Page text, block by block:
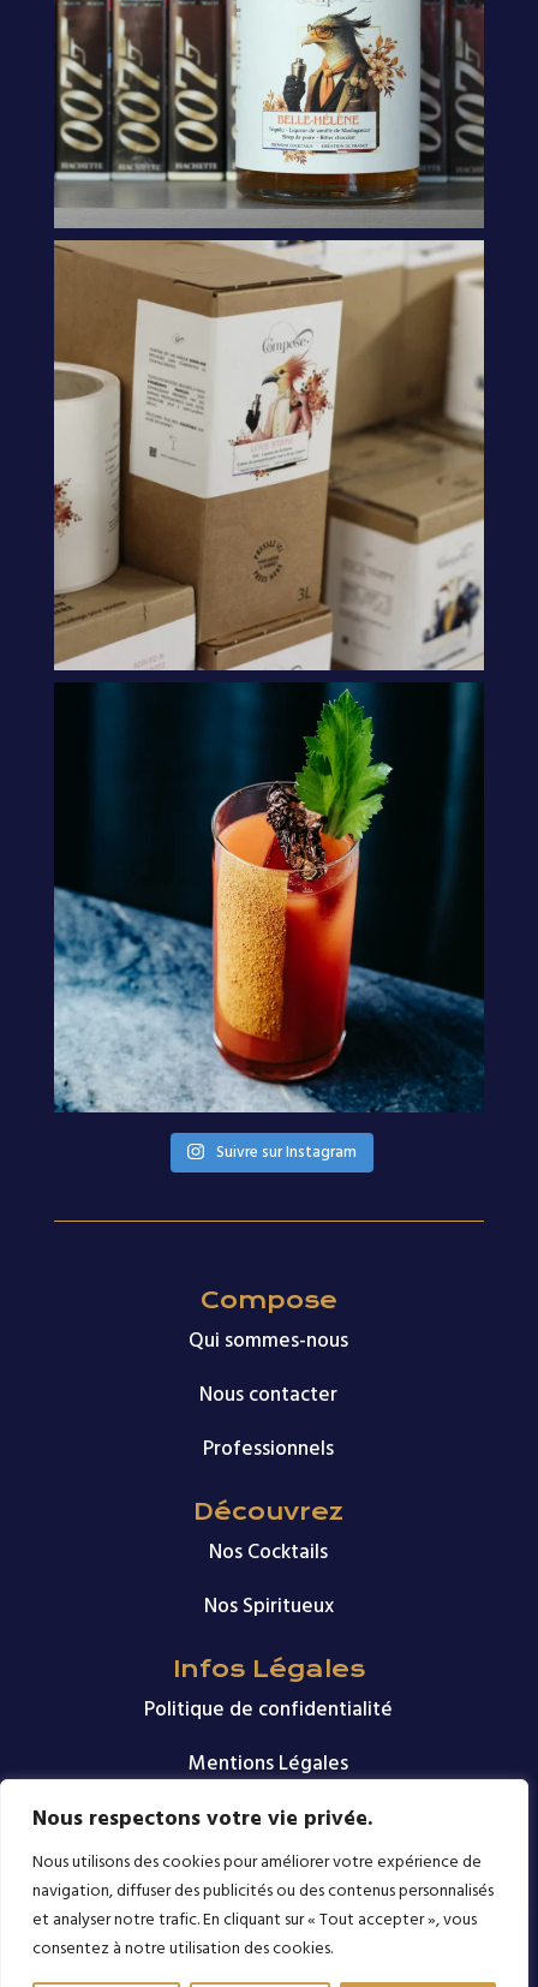
Nous respectons votre vie privée.
Nous utilisons des cookies pour améliorer votre expérience de
navigation, diffuser des publicités ou des contenus personnalisés
et analyser notre trafic. En cliquant sur « Tout accepter », vous
consentez à notre utilisation des cookies.
Suivre sur Instagram
Compose
Qui sommes-nous
Nous contacter
Professionnels
Découvrez
Nos Cocktails
Nos Spiritueux
Infos Légales
Politique de confidentialité
Mentions Légales
Nous suivre